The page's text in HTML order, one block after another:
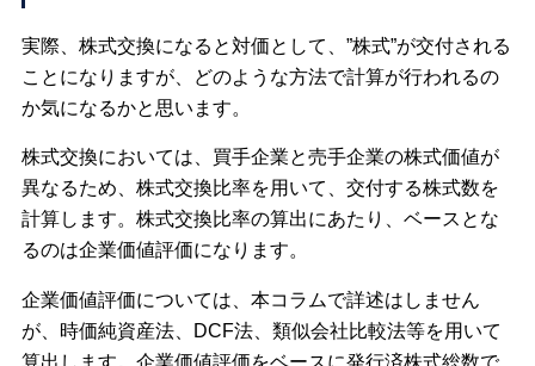
実際、株式交換になると対価として、”株式”が交付される
ことになりますが、どのような方法で計算が行われるの
か気になるかと思います。
株式交換においては、買手企業と売手企業の株式価値が
異なるため、株式交換比率を用いて、交付する株式数を
計算します。株式交換比率の算出にあたり、ベースとな
るのは企業価値評価になります。
企業価値評価については、本コラムで詳述はしません
が、時価純資産法、DCF法、類似会社比較法等を用いて
算出します。企業価値評価をベースに発行済株式総数で